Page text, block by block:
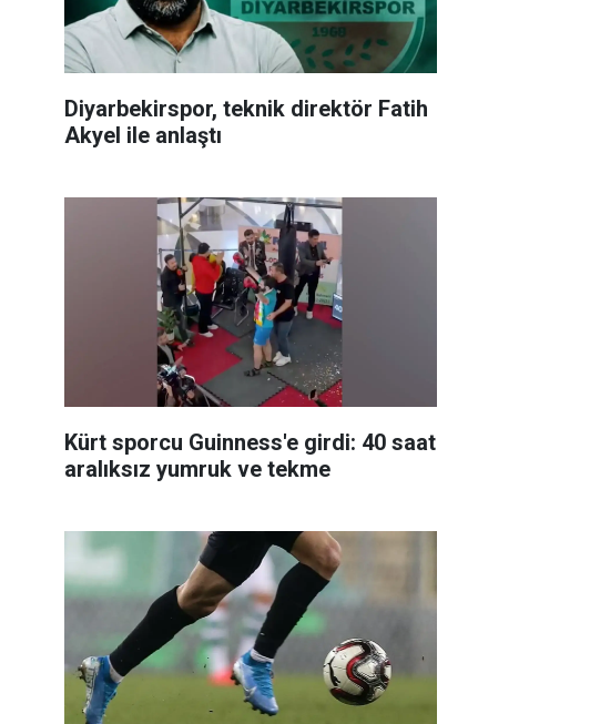
Diyarbekirspor, teknik direktör Fatih
Akyel ile anlaştı
Kürt sporcu Guinness'e girdi: 40 saat
aralıksız yumruk ve tekme